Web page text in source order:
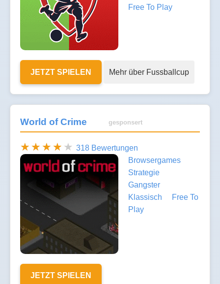
Free To Play
JETZT SPIELEN Mehr über Fussballcup
World of Crime gesponsert
318 Bewertungen
Browsergames
Strategie
Gangster
Klassisch
Free To
Play
JETZT SPIELEN